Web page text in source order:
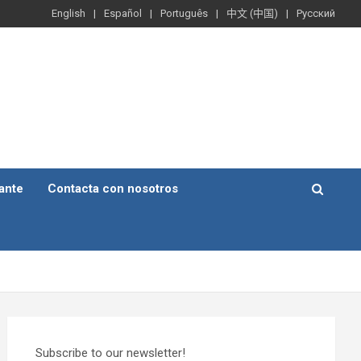
English Español Português 中文 (中国) Русский
Contacta con nosotros
Subscribe to our newsletter!